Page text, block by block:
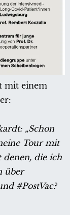
mit einem
„Schon
Tour mit
denen, die ich
über
#PostVac?